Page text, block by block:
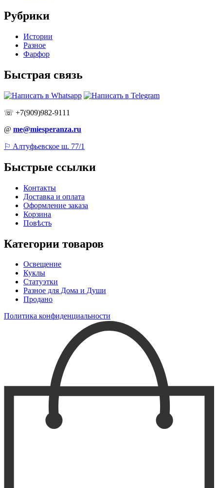
Рубрики
Истории
Разное
Фарфор
Быстрая связь
☏ +7(909)982-9111
@ me@miesperanza.ru
⚐ Алтуфьевское ш. 77/1
Быстрые ссылки
Контакты
Доставка и оплата
Оформление заказа
Корзина
Повѣсть
Категории товаров
Освещение
Куклы
Статуэтки
Разное для Дома и Души
Продано
Политика конфиденциальности